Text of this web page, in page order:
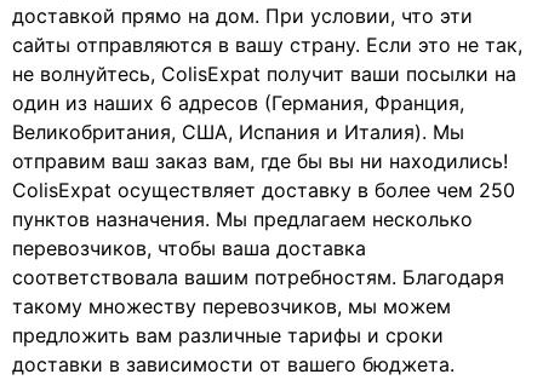
доставкой прямо на дом. При условии, что эти
сайты отправляются в вашу страну. Если это не так,
не волнуйтесь, ColisExpat получит ваши посылки на
один из наших 6 адресов (Германия, Франция,
Великобритания, США, Испания и Италия). Мы
отправим ваш заказ вам, где бы вы ни находились!
ColisExpat осуществляет доставку в более чем 250
пунктов назначения. Мы предлагаем несколько
перевозчиков, чтобы ваша доставка
соответствовала вашим потребностям. Благодаря
такому множеству перевозчиков, мы можем
предложить вам различные тарифы и сроки
доставки в зависимости от вашего бюджета.